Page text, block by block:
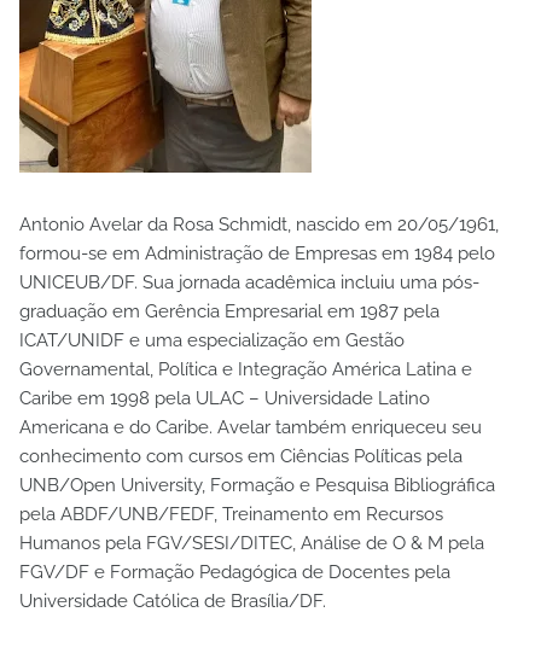
Antonio Avelar da Rosa Schmidt, nascido em 20/05/1961,
formou-se em Administração de Empresas em 1984 pelo
UNICEUB/DF. Sua jornada acadêmica incluiu uma pós-
graduação em Gerência Empresarial em 1987 pela
ICAT/UNIDF e uma especialização em Gestão
Governamental, Política e Integração América Latina e
Caribe em 1998 pela ULAC – Universidade Latino
Americana e do Caribe. Avelar também enriqueceu seu
conhecimento com cursos em Ciências Políticas pela
UNB/Open University, Formação e Pesquisa Bibliográfica
pela ABDF/UNB/FEDF, Treinamento em Recursos
Humanos pela FGV/SESI/DITEC, Análise de O & M pela
FGV/DF e Formação Pedagógica de Docentes pela
Universidade Católica de Brasília/DF.